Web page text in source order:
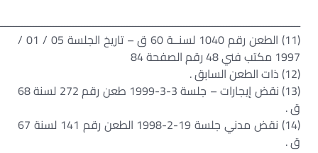
ــــــــــــــــــــــــــــــــــــــــــــــــــــــــــــــــــــــــــــــــــــــــــــــــــــــــــ
(11) الطعن رقم 1040 لسنــة 60 ق – تاريخ الجلسة 05 / 01 /
1997 مكتب فني 48 رقم الصفحة 84
(12) ذات الطعن السابق .
(13) نقض إيجارات – جلسة 3-3-1999 طعن رقم 272 لسنة 68
ق .
(14) نقض مدني جلسة 19-2-1998 الطعن رقم 141 لسنة 67
ق .